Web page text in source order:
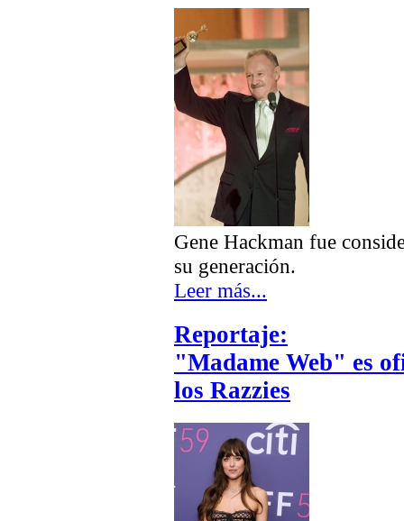
Gene Hackman fue
su generación.
Leer más...
Reportaje:
"Madame Web" es
los Razzies